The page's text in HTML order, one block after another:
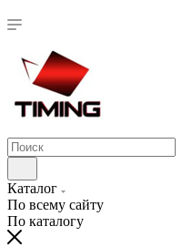
Каталог
По всему сайту
По каталогу